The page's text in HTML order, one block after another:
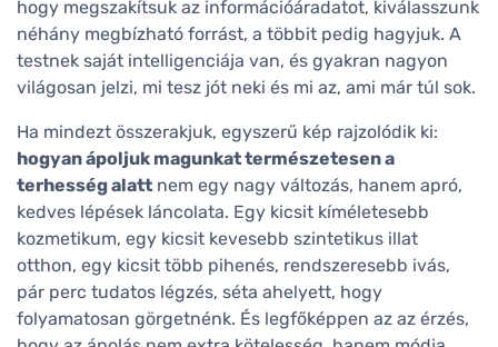
hogy megszakítsuk az információáradatot, kiválasszunk
néhány megbízható forrást, a többit pedig hagyjuk. A
testnek saját intelligenciája van, és gyakran nagyon
világosan jelzi, mi tesz jót neki és mi az, ami már túl sok.
Ha mindezt összerakjuk, egyszerű kép rajzolódik ki:
hogyan ápoljuk magunkat természetesen a
terhesség alatt nem egy nagy változás, hanem apró,
kedves lépések láncolata. Egy kicsit kíméletesebb
kozmetikum, egy kicsit kevesebb szintetikus illat
otthon, egy kicsit több pihenés, rendszeresebb ivás,
pár perc tudatos légzés, séta ahelyett, hogy
folyamatosan görgetnénk. És legfőképpen az az érzés,